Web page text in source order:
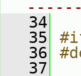
   34
   35
   36
   37